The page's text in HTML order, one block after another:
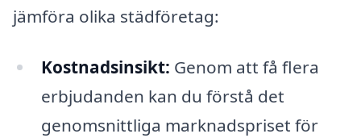
jämföra olika städföretag:
Kostnadsinsikt: Genom att få flera
erbjudanden kan du förstå det
genomsnittliga marknadspriset för